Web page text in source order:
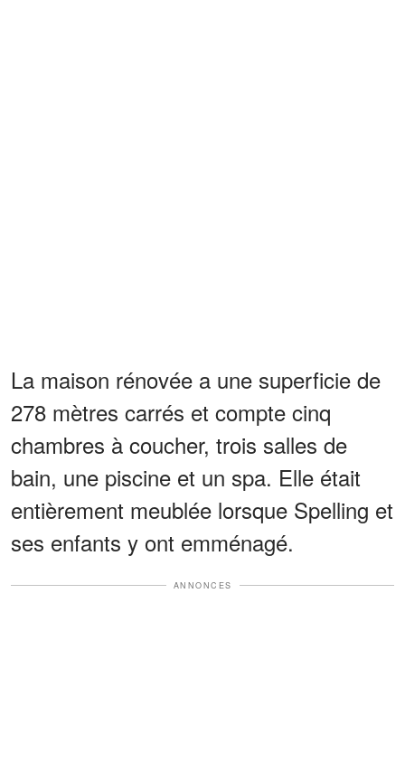
La maison rénovée a une superficie de
278 mètres carrés et compte cinq
chambres à coucher, trois salles de
bain, une piscine et un spa. Elle était
entièrement meublée lorsque Spelling et
ses enfants y ont emménagé.
ANNONCES